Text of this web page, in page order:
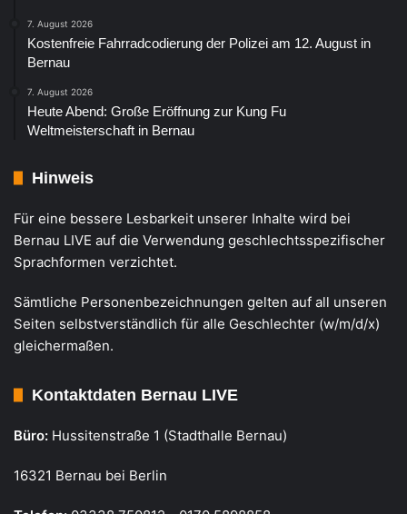
7. August 2026
Kostenfreie Fahrradcodierung der Polizei am 12. August in
Bernau
7. August 2026
Heute Abend: Große Eröffnung zur Kung Fu
Weltmeisterschaft in Bernau
Hinweis
Für eine bessere Lesbarkeit unserer Inhalte wird bei
Bernau LIVE auf die Verwendung geschlechtsspezifischer
Sprachformen verzichtet.
Sämtliche Personenbezeichnungen gelten auf all unseren
Seiten selbstverständlich für alle Geschlechter (w/m/d/x)
gleichermaßen.
Kontaktdaten Bernau LIVE
Büro: Hussitenstraße 1 (Stadthalle Bernau)
16321 Bernau bei Berlin